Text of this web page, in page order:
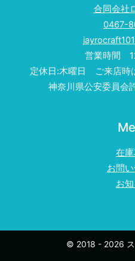
合同会社
0467-
営業時間
定休日:木曜日 ご来店時
神奈川県公安委員会
在
お問
お
© 2018 - 2026 ス